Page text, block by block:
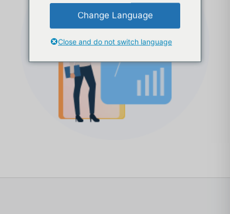
Change Language
Close and do not switch language